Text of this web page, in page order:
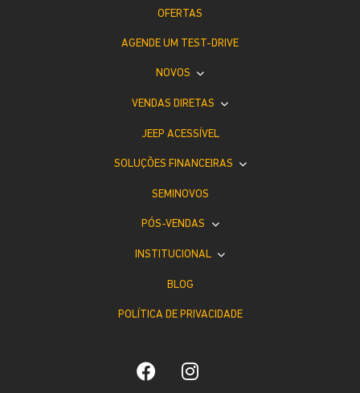
OFERTAS
AGENDE UM TEST-DRIVE
NOVOS
VENDAS DIRETAS
JEEP ACESSÍVEL
SOLUÇÕES FINANCEIRAS
SEMINOVOS
PÓS-VENDAS
INSTITUCIONAL
BLOG
POLÍTICA DE PRIVACIDADE